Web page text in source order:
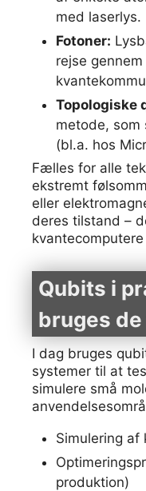
med laserlys.
Fotoner:
rejse
Topologiske
metode, som
(bl.a. hos
Fælles for alle
ekstremt
eller
deres tilstand –
Qubits i
bruges
I dag bruges
systemer til at
simulere små
Simulering af
produktion)